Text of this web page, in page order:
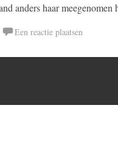
anders haar meegenomen
Een reactie plaatsen